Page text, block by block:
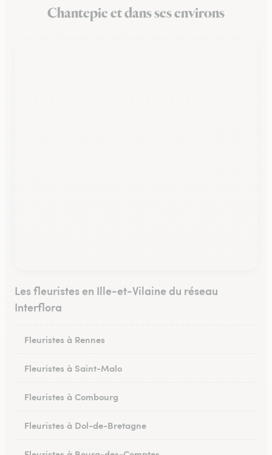
Chantepie et dans ses environs
Les fleuristes en Ille-et-Vilaine du réseau
Interflora
Fleuristes à Rennes
Fleuristes à Saint-Malo
Fleuristes à Combourg
Fleuristes à Dol-de-Bretagne